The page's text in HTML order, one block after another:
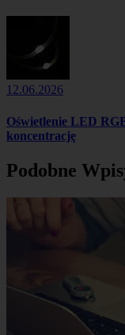
12.06.2026
Oświetlenie LED
koncentrację
Podobne